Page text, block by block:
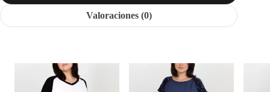
Valoraciones (0)